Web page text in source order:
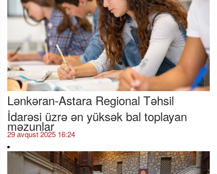
Lənkəran-Astara Regional Təhsil
İdarəsi üzrə ən yüksək bal toplayan
məzunlar
29 avqust 2025 16:24